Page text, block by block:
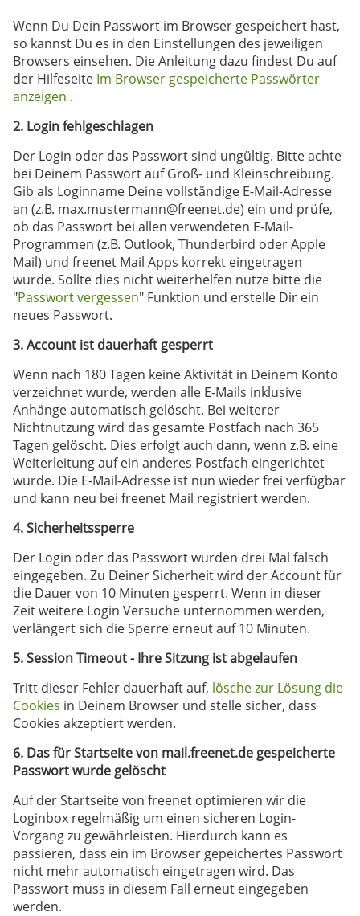
Wenn Du Dein Passwort im Browser gespeichert hast,
so kannst Du es in den Einstellungen des jeweiligen
Browsers einsehen. Die Anleitung dazu findest Du auf
der Hilfeseite Im Browser gespeicherte Passwörter
anzeigen .
2. Login fehlgeschlagen
Der Login oder das Passwort sind ungültig. Bitte achte
bei Deinem Passwort auf Groß- und Kleinschreibung.
Gib als Loginname Deine vollständige E-Mail-Adresse
an (z.B. max.mustermann@freenet.de) ein und prüfe,
ob das Passwort bei allen verwendeten E-Mail-
Programmen (z.B. Outlook, Thunderbird oder Apple
Mail) und freenet Mail Apps korrekt eingetragen
wurde. Sollte dies nicht weiterhelfen nutze bitte die
"Passwort vergessen" Funktion und erstelle Dir ein
neues Passwort.
3. Account ist dauerhaft gesperrt
Wenn nach 180 Tagen keine Aktivität in Deinem Konto
verzeichnet wurde, werden alle E-Mails inklusive
Anhänge automatisch gelöscht. Bei weiterer
Nichtnutzung wird das gesamte Postfach nach 365
Tagen gelöscht. Dies erfolgt auch dann, wenn z.B. eine
Weiterleitung auf ein anderes Postfach eingerichtet
wurde. Die E-Mail-Adresse ist nun wieder frei verfügbar
und kann neu bei freenet Mail registriert werden.
4. Sicherheitssperre
Der Login oder das Passwort wurden drei Mal falsch
eingegeben. Zu Deiner Sicherheit wird der Account für
die Dauer von 10 Minuten gesperrt. Wenn in dieser
Zeit weitere Login Versuche unternommen werden,
verlängert sich die Sperre erneut auf 10 Minuten.
5. Session Timeout - Ihre Sitzung ist abgelaufen
Tritt dieser Fehler dauerhaft auf, lösche zur Lösung die
Cookies in Deinem Browser und stelle sicher, dass
Cookies akzeptiert werden.
6. Das für Startseite von mail.freenet.de gespeicherte
Passwort wurde gelöscht
Auf der Startseite von freenet optimieren wir die
Loginbox regelmäßig um einen sicheren Login-
Vorgang zu gewährleisten. Hierdurch kann es
passieren, dass ein im Browser gepeichertes Passwort
nicht mehr automatisch eingetragen wird. Das
Passwort muss in diesem Fall erneut eingegeben
werden.